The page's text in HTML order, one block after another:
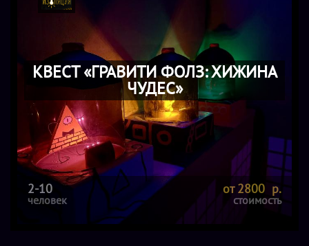
КВЕСТ «ГРАВИТИ ФОЛЗ: ХИЖИНА
ЧУДЕС»
2-10
человек
от 2800 р.
стоимость